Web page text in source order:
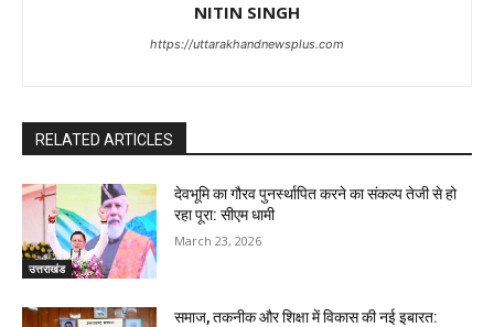
NITIN SINGH
https://uttarakhandnewsplus.com
RELATED ARTICLES
उत्तराखंड
देवभूमि का गौरव पुनर्स्थापित करने का संकल्प तेजी से हो
रहा पूरा: सीएम धामी
March 23, 2026
समाज, तकनीक और शिक्षा में विकास की नई इबारत: